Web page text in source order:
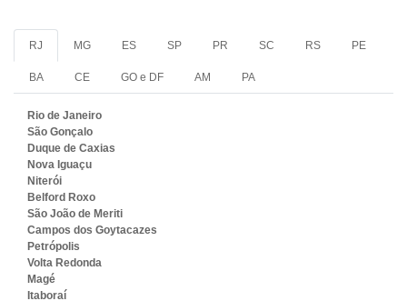
RJ MG ES SP PR SC RS PE
BA CE GO e DF AM PA
Rio de Janeiro
São Gonçalo
Duque de Caxias
Nova Iguaçu
Niterói
Belford Roxo
São João de Meriti
Campos dos Goytacazes
Petrópolis
Volta Redonda
Magé
Itaboraí